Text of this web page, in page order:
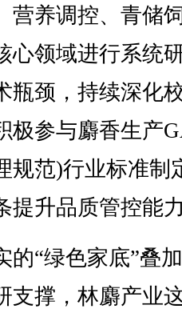
营养调控、青储
心领域进行系统
瓶颈，持续深化
极参与麝香生产
规范)行业标准制
提升品质管控能
“绿色家底”叠
支撑，林麝产业